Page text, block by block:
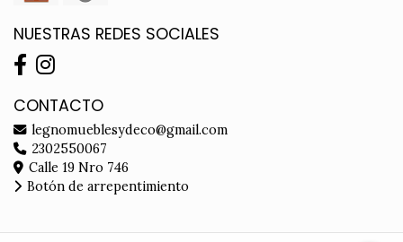
NUESTRAS REDES SOCIALES
CONTACTO
legnomueblesydeco@gmail.com
2302550067
Calle 19 Nro 746
Botón de arrepentimiento